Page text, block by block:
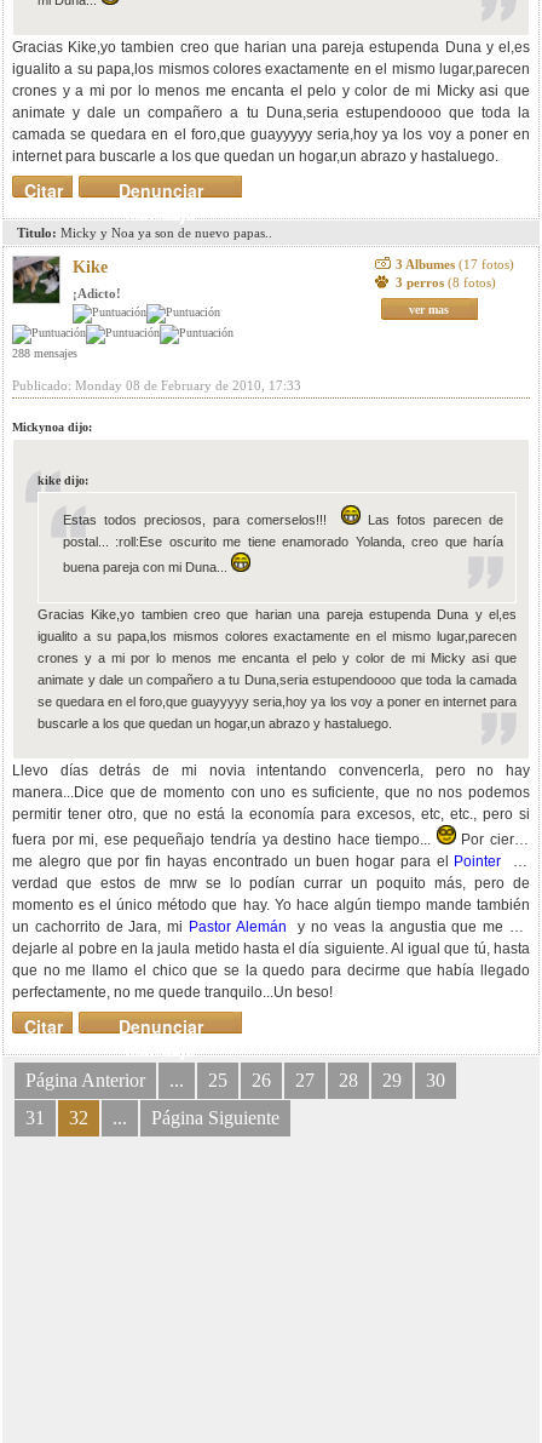
Gracias Kike,yo tambien creo que harian una pareja estupenda Duna y el,es
igualito a su papa,los mismos colores exactamente en el mismo lugar,parecen
crones y a mi por lo menos me encanta el pelo y color de mi Micky asi que
animate y dale un compañero a tu Duna,seria estupendoooo que toda la
camada se quedara en el foro,que guayyyyy seria,hoy ya los voy a poner en
internet para buscarle a los que quedan un hogar,un abrazo y hastaluego.
Denunciar
mensaje
Citar
Titulo: Micky y Noa ya son de nuevo papas..
Kike
¡Adicto!
288 mensajes
3 Albumes (17 fotos)
3 perros (8 fotos)
ver mas
Publicado: Monday 08 de February de 2010, 17:33
Mickynoa dijo:
kike dijo:
Estas todos preciosos, para comerselos!!!
Las fotos parecen de
postal... :roll:Ese oscurito me tiene enamorado Yolanda, creo que haría
buena pareja con mi Duna...
Gracias Kike,yo tambien creo que harian una pareja estupenda Duna y el,es
igualito a su papa,los mismos colores exactamente en el mismo lugar,parecen
crones y a mi por lo menos me encanta el pelo y color de mi Micky asi que
animate y dale un compañero a tu Duna,seria estupendoooo que toda la camada
se quedara en el foro,que guayyyyy seria,hoy ya los voy a poner en internet para
buscarle a los que quedan un hogar,un abrazo y hastaluego.
Llevo días detrás de mi novia intentando convencerla, pero no hay
manera...Dice que de momento con uno es suficiente, que no nos podemos
permitir tener otro, que no está la economía para excesos, etc, etc., pero si
fuera por mi, ese pequeñajo tendría ya destino hace tiempo...
Por cierto,
me alegro que por fin hayas encontrado un buen hogar para el
Pointer La
verdad que estos de mrw se lo podían currar un poquito más, pero de
momento es el único método que hay. Yo hace algún tiempo mande también
un cachorrito de Jara, mi Pastor Alemán y no veas la angustia que me dio
dejarle al pobre en la jaula metido hasta el día siguiente. Al igual que tú, hasta
que no me llamo el chico que se la quedo para decirme que había llegado
perfectamente, no me quede tranquilo...Un beso!
Denunciar
mensaje
Citar
Página Anterior ... 25 26 27 28 29
30
31
32 ... Página Siguiente